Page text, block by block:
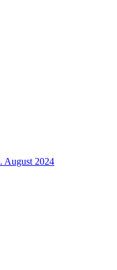
August 2024